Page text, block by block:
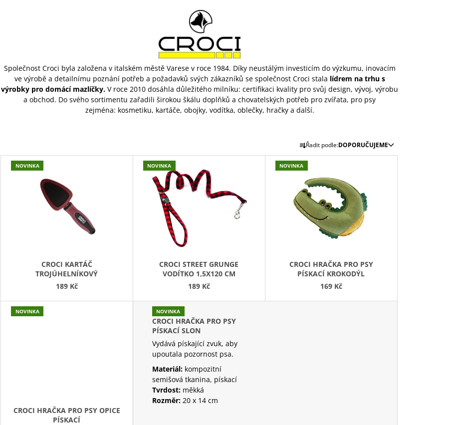
Společnost Croci byla založena v italském městě Varese v roce 1984. Díky neustálým investicím do výzkumu, inovacím
ve výrobě a detailnímu poznání potřeb a požadavků svých zákazníků se společnost Croci stala lídrem na trhu s
výrobky pro domácí mazlíčky. V roce 2010 dosáhla důležitého milníku: certifikaci kvality pro svůj design, vývoj, výrobu
a obchod. Do svého sortimentu zařadili širokou škálu doplňků a chovatelských potřeb pro zvířata, pro psy
zejména: kosmetiku, kartáče, obojky, vodítka, oblečky, hračky a další.
Ř
A
Z
N
Í
P
D
U
T
Řadit podle:DOPORUČUJEME
V
T
NOVINKA
CROCI KARTÁČ
TROJÚHELNÍKOVÝ
189 Kč
NOVINKA
CROCI STREET GRUNGE
VODÍTKO 1,5X120 CM
189 Kč
NOVINKA
CROCI HRAČKA PRO PSY
PÍSKACÍ KROKODÝL
169 Kč
NOVINKA
CROCI HRAČKA PRO PSY OPICE
PÍSKACÍ
NOVINKA
CROCI HRAČKA PRO PSY
PÍSKACÍ SLON
Vydává pískající zvuk, aby
upoutala pozornost psa.
Materiál:kompozitní
semišová tkanina, pískací
Tvrdost:měkká
Rozměr:20 x 14 cm